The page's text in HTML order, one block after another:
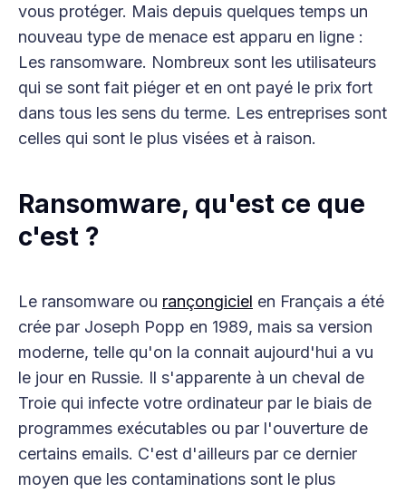
vous protéger. Mais depuis quelques temps un
nouveau type de menace est apparu en ligne :
Les ransomware. Nombreux sont les utilisateurs
qui se sont fait piéger et en ont payé le prix fort
dans tous les sens du terme. Les entreprises sont
celles qui sont le plus visées et à raison.
Ransomware, qu'est ce que
c'est ?
Le ransomware ou rançongiciel en Français a été
crée par Joseph Popp en 1989, mais sa version
moderne, telle qu'on la connait aujourd'hui a vu
le jour en Russie. Il s'apparente à un cheval de
Troie qui infecte votre ordinateur par le biais de
programmes exécutables ou par l'ouverture de
certains emails. C'est d'ailleurs par ce dernier
moyen que les contaminations sont le plus